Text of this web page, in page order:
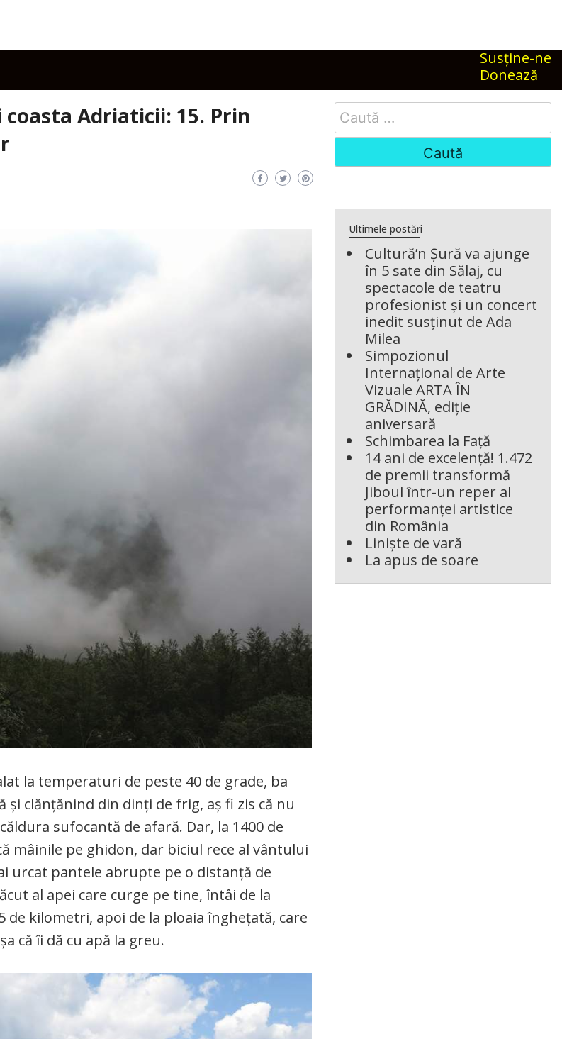
Susţine-ne
Donează
Adriaticii: 15. Prin
la temperaturi de peste 40 de grade, ba
și clănțănind din dinți de frig, aș fi zis că nu
sufocantă de afară. Dar, la 1400 de
mâinile pe ghidon, dar biciul rece al vântului
urcat pantele abrupte pe o distanță de
al apei care curge pe tine, întâi de la
kilometri, apoi de la ploaia înghețată, care
că îi dă cu apă la greu.
Search
for:
Ultimele postări
Cultură’n Șură va ajunge
în 5 sate din Sălaj, cu
spectacole de teatru
profesionist și un concert
inedit susținut de Ada
Milea
Simpozionul
Internațional de Arte
Vizuale ARTA ÎN
GRĂDINĂ, ediție
aniversară
Schimbarea la Față
14 ani de excelență! 1.472
de premii transformă
Jiboul într-un reper al
performanței artistice
din România
Liniște de vară
La apus de soare